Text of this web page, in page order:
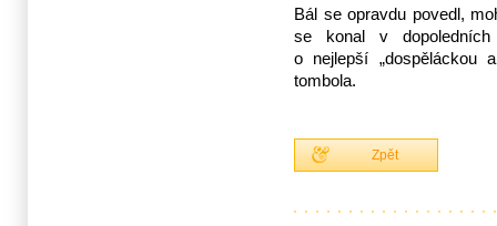
Bál se opravdu povedl,
se konal v dopoledních
o nejlepší „dospěláckou
tombola.
Zpět